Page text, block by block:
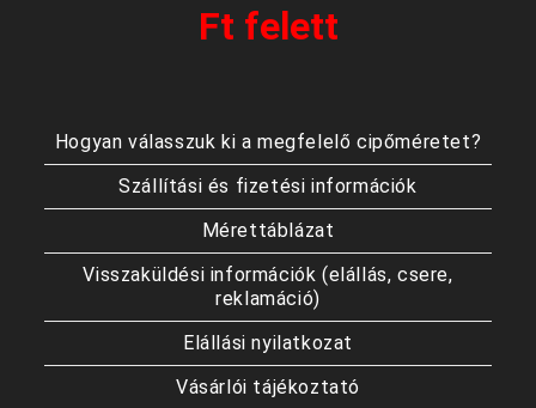
Ft felett
Hogyan válasszuk ki a megfelelő cipőméretet?
Szállítási és fizetési információk
Mérettáblázat
Visszaküldési információk (elállás, csere,
reklamáció)
Elállási nyilatkozat
Vásárlói tájékoztató